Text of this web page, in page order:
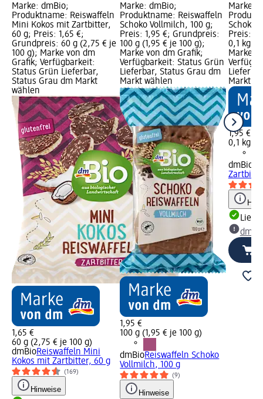
Marke: dmBio;
Produktname: Reiswaffeln
Mini Kokos mit Zartbitter,
60 g; Preis: 1,65 €;
Grundpreis: 60 g (2,75 € je
100 g); Marke von dm
Grafik; Verfügbarkeit:
Status Grün Lieferbar,
Status Grau dm Markt
wählen
1,65 €
60 g (2,75 € je 100 g)
dmBioReiswaffeln Mini
Kokos mit Zartbitter, 60 g
(169)
Hinweise
Marke: dmBio;
Produktname: Reiswaffeln
Schoko Vollmilch, 100 g;
Preis: 1,95 €; Grundpreis:
100 g (1,95 € je 100 g);
Marke von dm Grafik;
Verfügbarkeit: Status Grün
Lieferbar, Status Grau dm
Markt wählen
1,95 €
100 g (1,95 € je 100 g)
dmBioReiswaffeln Schoko
Vollmilch, 100 g
(9)
Hinweise
Marke:
Schoko
Preis:
0,1 kg
Marke
Markt
1,95 €
0,1 kg
dmBio
dm